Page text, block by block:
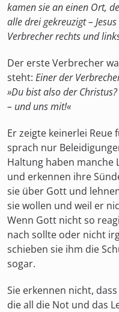
kamen sie an einen Ort,
alle drei gekreuzigt –
Verbrecher rechts und
Der erste Verbrecher
steht: Einer der
»Du bist also der
– und uns mit!«
Er zeigte keinerlei
sprach nur
Haltung haben manche
und erkennen ihre
sie über Gott und
sie wollen und weil er
Wenn Gott nicht so
nach sollte oder nicht
schieben sie ihm die
sogar.
Sie erkennen nicht,
die all die Not und das